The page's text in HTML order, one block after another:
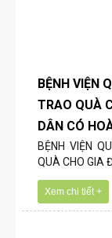
BỆNH VIỆN
TRAO QUÀ
DÂN CÓ
BỆNH VIỆN
QUÀ CHO GIA
Xem chi tiết +